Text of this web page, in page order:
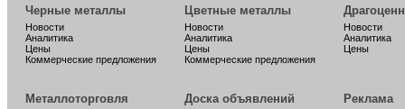
Черные металлы
Новости
Аналитика
Цены
Коммерческие предложения
Цветные металлы
Новости
Аналитика
Цены
Коммерческие предложения
Новости
Аналитика
Цены
Металлоторговля Доска объявлений Реклама